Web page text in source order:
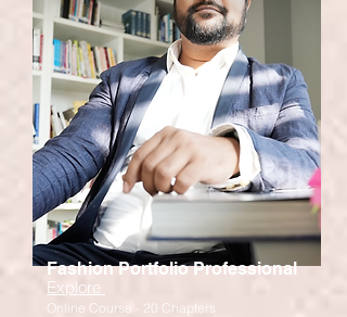
Fashion Portfolio Professional
Explore
Online Course - 20 Chapters